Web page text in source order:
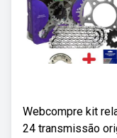
Webcompre kit
24 transmissão